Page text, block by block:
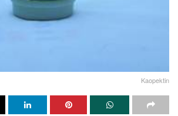
Kaopektin